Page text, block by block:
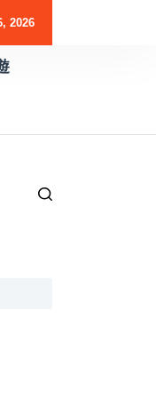
鄉親提高警覺守護健康
2026